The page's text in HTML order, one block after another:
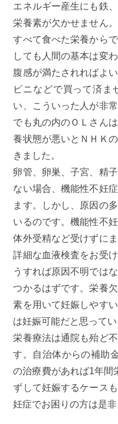
エネルギー産生にも鉄
栄養素が欠かせません
すべて食べた栄養から
しても人間の基本は変
腹感が満たされればよ
ビニなどで買って済ま
い、こういった人が非
でも丸の内のＯＬさん
養状態が悪いとＮＨＫ
きました。
卵管、卵巣、子宮、精
ない場合、機能性不妊
ます。しかし、原因の
いるのです。機能性不
体外受精など受けずに
詳細な血液検査をお受
うすれば原因不明では
つかるはずです。栄養
素を用いて妊娠しやす
は妊娠可能だと思ってい
栄養療法は通院も殆ど
す。自治体からの補助
の治療費があれば1年間
ずして妊娠するケース
妊症でお困りの方は是非